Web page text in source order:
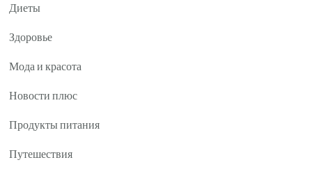
Диеты
Здоровье
Мода и красота
Новости плюс
Продукты питания
Путешествия